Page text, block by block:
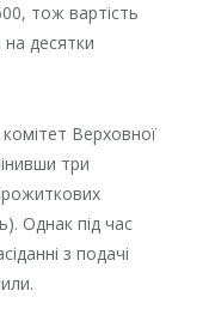
тож вартість
десятки
Верховної
три
Однак під час
з подачі